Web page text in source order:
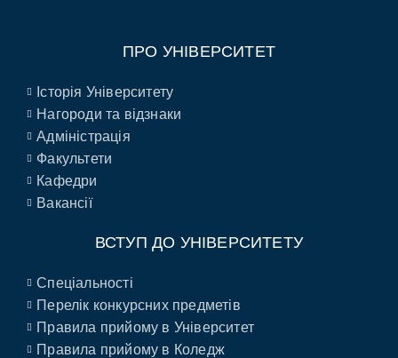
ПРО УНІВЕРСИТЕТ
Історія Університету
Нагороди та відзнаки
Адміністрація
Факультети
Кафедри
Вакансії
ВСТУП ДО УНІВЕРСИТЕТУ
Спеціальності
Перелік конкурсних предметів
Правила прийому в Університет
Правила прийому в Коледж